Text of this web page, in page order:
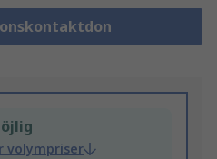
volympriser